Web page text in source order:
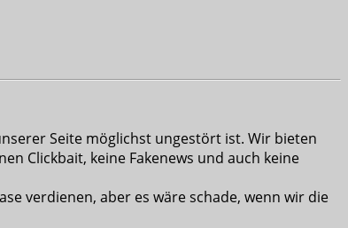
Seite möglichst ungestört ist. Wir bieten
Clickbait, keine Fakenews und auch keine
verdienen, aber es wäre schade, wenn wir die